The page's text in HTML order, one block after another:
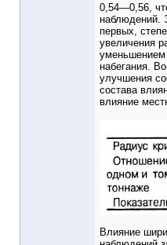
0,54—0,56,
наблюдений.
первых,
увеличения
уменьшением
набегания.
улучшения
состава
влияние
Влияние